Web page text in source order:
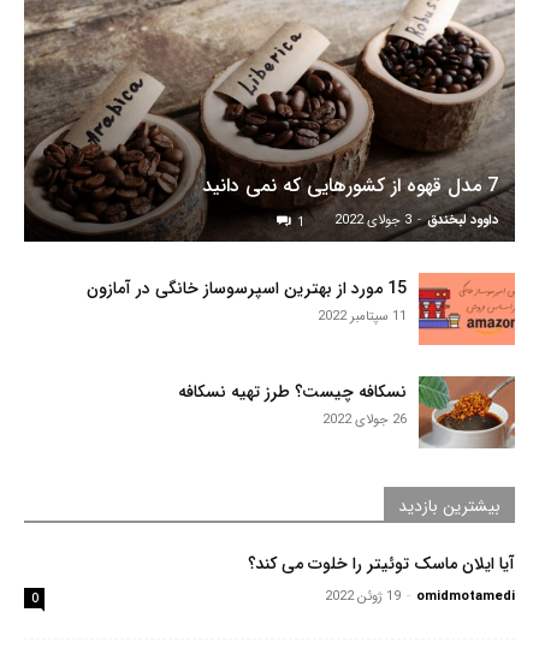
7 مدل قهوه از کشورهایی که نمی دانید
داوود لبخندق - 3 جولای 2022 1
15 مورد از بهترین اسپرسوساز خانگی در آمازون
11 سپتامبر 2022
نسکافه چیست؟ طرز تهیه نسکافه
26 جولای 2022
بیشترین بازدید
آیا ایلان ماسک توئیتر را خلوت می کند؟
omidmotamedi
- 19 ژوئن 2022 0